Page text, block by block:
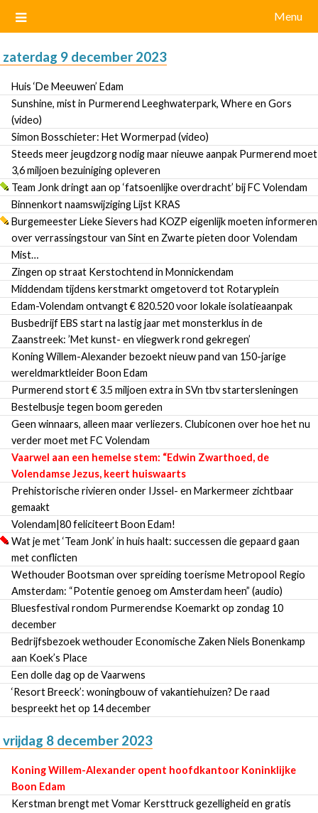
Menu
zaterdag 9 december 2023
Huis ‘De Meeuwen’ Edam
Sunshine, mist in Purmerend Leeghwaterpark, Where en Gors
(video)
Simon Bosschieter: Het Wormerpad (video)
Steeds meer jeugdzorg nodig maar nieuwe aanpak Purmerend moet
3,6 miljoen bezuiniging opleveren
Team Jonk dringt aan op ‘fatsoenlijke overdracht’ bij FC Volendam
Binnenkort naamswijziging Lijst KRAS
Burgemeester Lieke Sievers had KOZP eigenlijk moeten informeren
over verrassingstour van Sint en Zwarte pieten door Volendam
Mist…
Zingen op straat Kerstochtend in Monnickendam
Middendam tijdens kerstmarkt omgetoverd tot Rotaryplein
Edam-Volendam ontvangt € 820.520 voor lokale isolatieaanpak
Busbedrijf EBS start na lastig jaar met monsterklus in de
Zaanstreek: ’Met kunst- en vliegwerk rond gekregen’
Koning Willem-Alexander bezoekt nieuw pand van 150-jarige
wereldmarktleider Boon Edam
Purmerend stort € 3.5 miljoen extra in SVn tbv startersleningen
Bestelbusje tegen boom gereden
Geen winnaars, alleen maar verliezers. Clubiconen over hoe het nu
verder moet met FC Volendam
Vaarwel aan een hemelse stem: “Edwin Zwarthoed, de
Volendamse Jezus, keert huiswaarts
Prehistorische rivieren onder IJssel- en Markermeer zichtbaar
gemaakt
Volendam|80 feliciteert Boon Edam!
Wat je met ‘Team Jonk’ in huis haalt: successen die gepaard gaan
met conflicten
Wethouder Bootsman over spreiding toerisme Metropool Regio
Amsterdam: “Potentie genoeg om Amsterdam heen” (audio)
Bluesfestival rondom Purmerendse Koemarkt op zondag 10
december
Bedrijfsbezoek wethouder Economische Zaken Niels Bonenkamp
aan Koek’s Place
Een dolle dag op de Vaarwens
‘Resort Breeck’: woningbouw of vakantiehuizen? De raad
bespreekt het op 14 december
vrijdag 8 december 2023
Koning Willem-Alexander opent hoofdkantoor Koninklijke
Boon Edam
Kerstman brengt met Vomar Kersttruck gezelligheid en gratis